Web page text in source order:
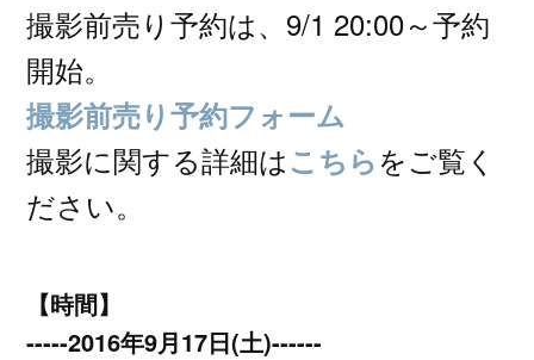
撮影前売り予約は、9/1 20:00～予約
開始。
撮影前売り予約フォーム
撮影に関する詳細はこちらをご覧く
ださい。
【時間】
-----2016年9月17日(土)------